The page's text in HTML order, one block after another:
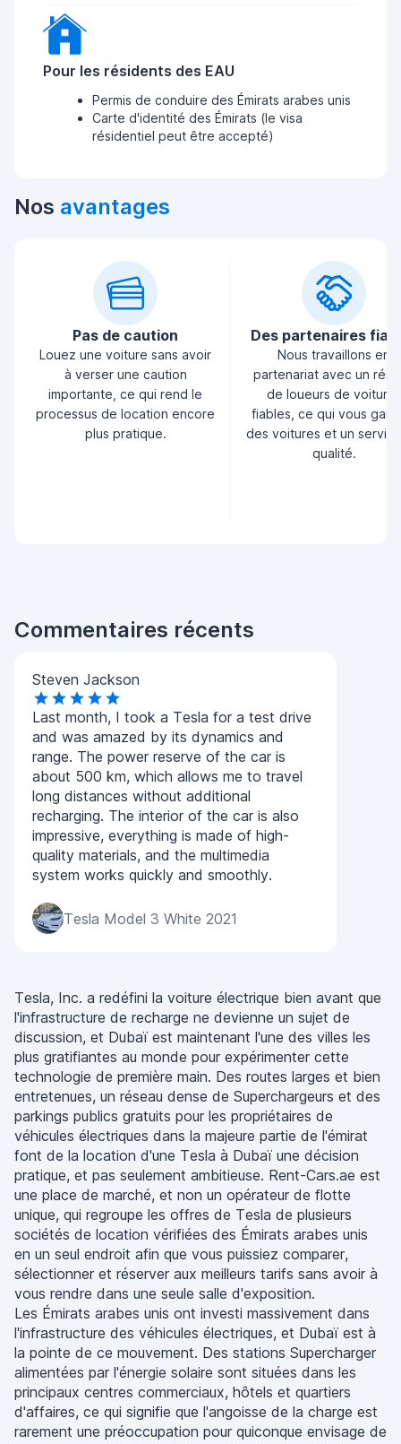
Pour les résidents des EAU
Permis de conduire des Émirats arabes unis
Carte d'identité des Émirats (le visa
résidentiel peut être accepté)
Nos avantages
Pas de caution
Louez une voiture sans avoir
à verser une caution
importante, ce qui rend le
processus de location encore
plus pratique.
Des partenaires
Nous travaillons en
partenariat avec un
de loueurs de voitures
fiables, ce qui vous
des voitures et un
qualité.
Commentaires récents
Steven Jackson
Last month, I took a Tesla for a test drive
and was amazed by its dynamics and
range. The power reserve of the car is
about 500 km, which allows me to travel
long distances without additional
recharging. The interior of the car is also
impressive, everything is made of high-
quality materials, and the multimedia
system works quickly and smoothly.
Tesla Model 3 White 2021
Tesla, Inc. a redéfini la voiture électrique bien avant que
l'infrastructure de recharge ne devienne un sujet de
discussion, et Dubaï est maintenant l'une des villes les
plus gratifiantes au monde pour expérimenter cette
technologie de première main. Des routes larges et bien
entretenues, un réseau dense de Superchargeurs et des
parkings publics gratuits pour les propriétaires de
véhicules électriques dans la majeure partie de l'émirat
font de la location d'une Tesla à Dubaï une décision
pratique, et pas seulement ambitieuse. Rent-Cars.ae est
une place de marché, et non un opérateur de flotte
unique, qui regroupe les offres de Tesla de plusieurs
sociétés de location vérifiées des Émirats arabes unis
en un seul endroit afin que vous puissiez comparer,
sélectionner et réserver aux meilleurs tarifs sans avoir à
vous rendre dans une seule salle d'exposition.
Les Émirats arabes unis ont investi massivement dans
l'infrastructure des véhicules électriques, et Dubaï est à
la pointe de ce mouvement. Des stations Supercharger
alimentées par l'énergie solaire sont situées dans les
principaux centres commerciaux, hôtels et quartiers
d'affaires, ce qui signifie que l'angoisse de la charge est
rarement une préoccupation pour quiconque envisage de